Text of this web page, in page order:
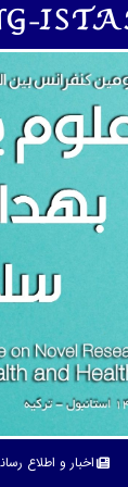
اخبار و اطلاع